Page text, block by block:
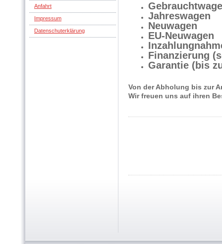
Anfahrt
Impressum
Datenschuterklärung
Jahreswagen
Neuwagen
EU-Neuwagen
Finanzierung
Garantie (bis
Von der Abholung bis zur
Wir freuen uns auf ihren